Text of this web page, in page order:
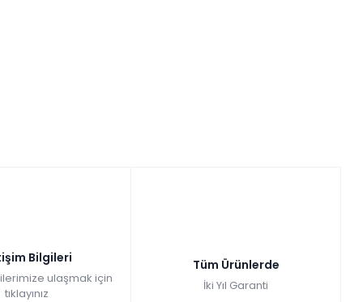
Bilgileri
ulaşmak için
tıklayınız
Tüm Ürünlerde
İki Yıl Garanti